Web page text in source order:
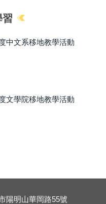
習
中文系移地教學活動
文學院移地教學活動
陽明山華岡路55號